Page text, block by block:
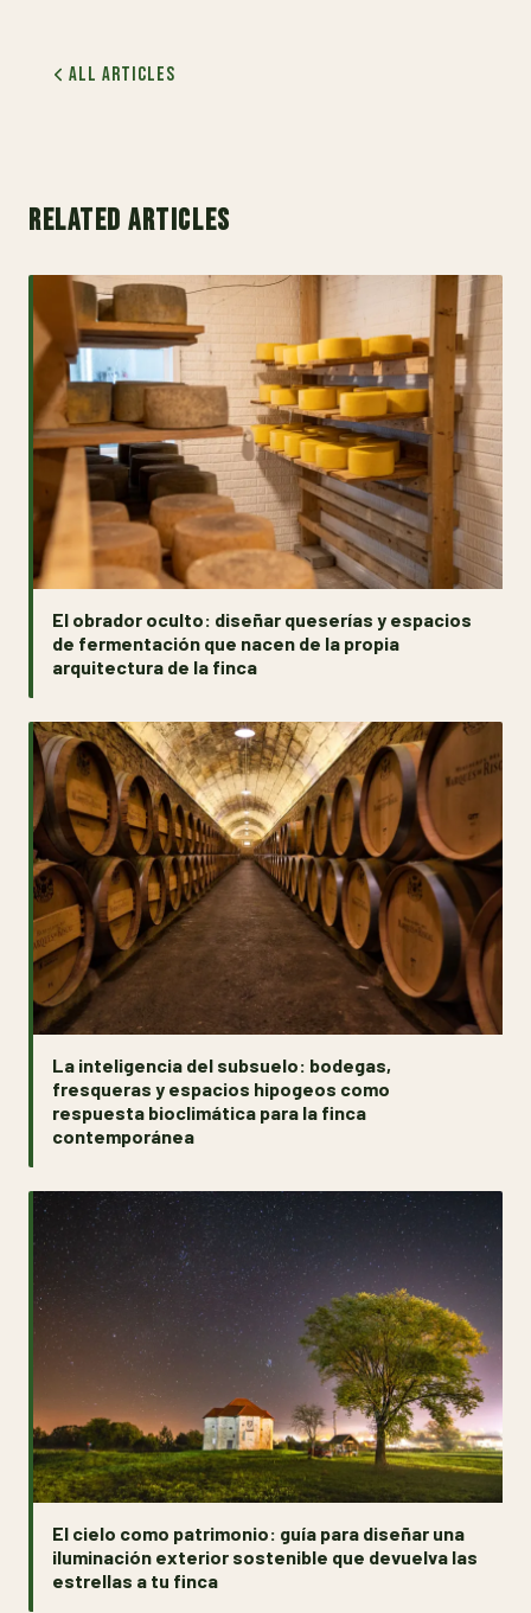
All Articles
RELATED ARTICLES
El obrador oculto: diseñar queserías y espacios
de fermentación que nacen de la propia
arquitectura de la finca
La inteligencia del subsuelo: bodegas,
fresqueras y espacios hipogeos como
respuesta bioclimática para la finca
contemporánea
El cielo como patrimonio: guía para diseñar una
iluminación exterior sostenible que devuelva las
estrellas a tu finca